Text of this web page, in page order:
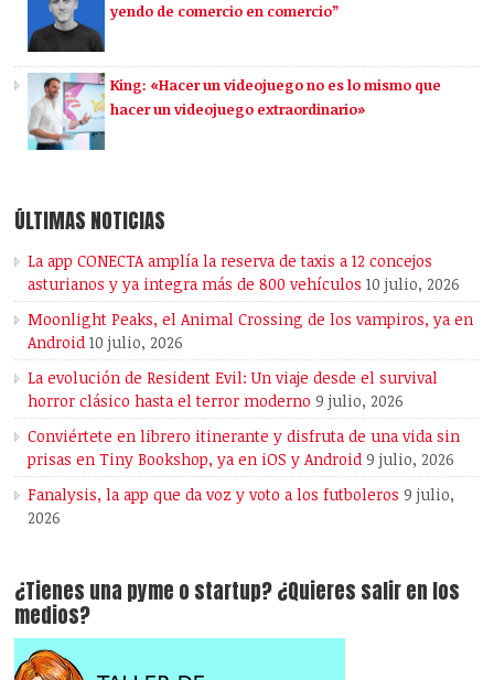
yendo de comercio en comercio”
King: «Hacer un videojuego no es lo mismo que
hacer un videojuego extraordinario»
ÚLTIMAS NOTICIAS
La app CONECTA amplía la reserva de taxis a 12 concejos
asturianos y ya integra más de 800 vehículos 10 julio, 2026
Moonlight Peaks, el Animal Crossing de los vampiros, ya en
Android 10 julio, 2026
La evolución de Resident Evil: Un viaje desde el survival
horror clásico hasta el terror moderno 9 julio, 2026
Conviértete en librero itinerante y disfruta de una vida sin
prisas en Tiny Bookshop, ya en iOS y Android 9 julio, 2026
Fanalysis, la app que da voz y voto a los futboleros 9 julio,
2026
¿Tienes una pyme o startup? ¿Quieres salir en los
medios?